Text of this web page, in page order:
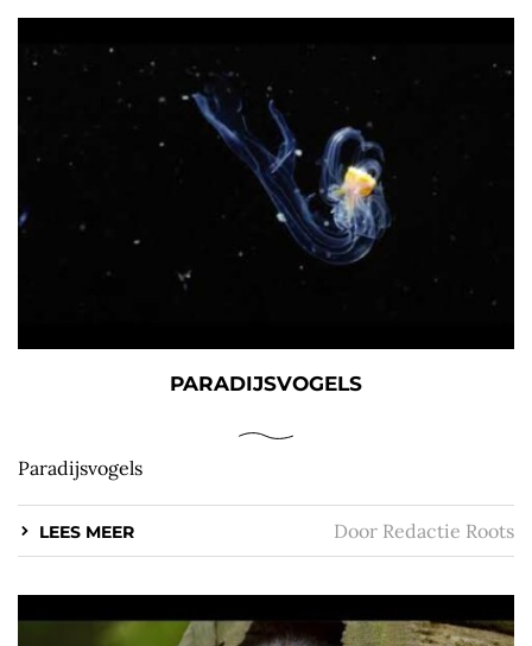
PARADIJSVOGELS
Paradijsvogels
LEES MEER Door Redactie Roots